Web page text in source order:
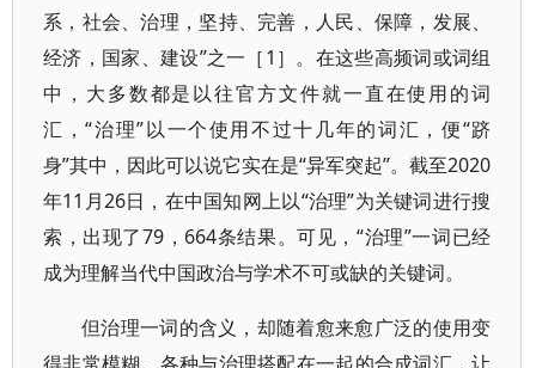
系，社会、治理，坚持、完善，人民、保障，发展、
经济，国家、建设”之一［1］。在这些高频词或词组
中，大多数都是以往官方文件就一直在使用的词
汇，“治理”以一个使用不过十几年的词汇，便“跻
身”其中，因此可以说它实在是“异军突起”。截至2020
年11月26日，在中国知网上以“治理”为关键词进行搜
索，出现了79，664条结果。可见，“治理”一词已经
成为理解当代中国政治与学术不可或缺的关键词。
但治理一词的含义，却随着愈来愈广泛的使用变